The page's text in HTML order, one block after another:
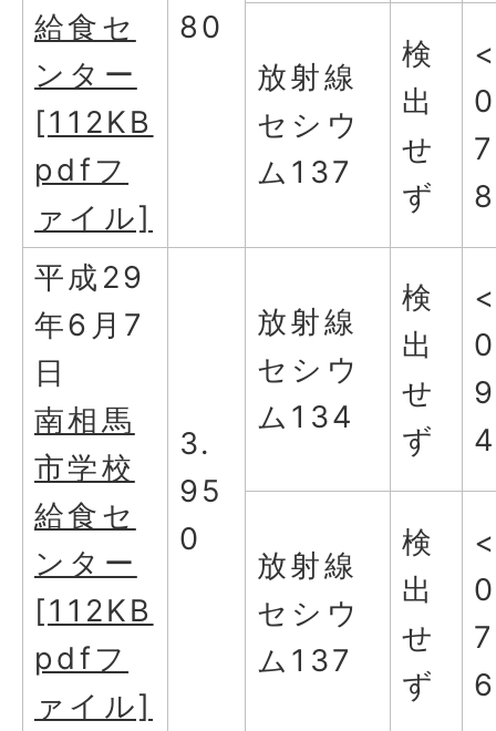
給食セ
ンター
[112KB
pdfフ
ァイル]
80
放射線
セシウ
ム137
検
出
せ
ず
8
平成29
年6月7
日
南相馬
市学校
給食セ
ンター
[112KB
pdfフ
ァイル]
3.
95
0
放射線
セシウ
ム134
検
出
せ
ず
4
放射線
セシウ
ム137
検
出
せ
ず
6